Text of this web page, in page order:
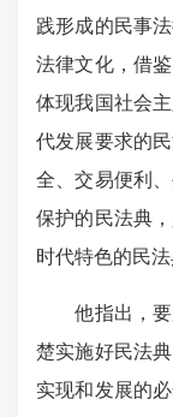
践形成的民事
法律文化，借
体现我国社会
代发展要求的
全、交易便利
保护的民法典
时代特色的民法
他指出，要
楚实施好民法
实现和发展的